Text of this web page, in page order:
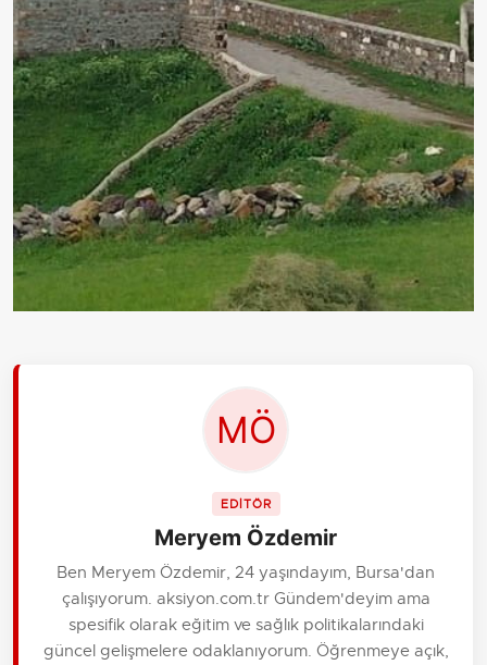
EDİTÖR
Meryem Özdemir
Ben Meryem Özdemir, 24 yaşındayım, Bursa'dan
çalışıyorum. aksiyon.com.tr Gündem'deyim ama
spesifik olarak eğitim ve sağlık politikalarındaki
güncel gelişmelere odaklanıyorum. Öğrenmeye açık,